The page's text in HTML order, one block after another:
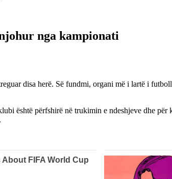
nga kampionati
disa herë. Së fundmi, organi më i lartë i
është përfshirë në trukimin e ndeshjeve dhe